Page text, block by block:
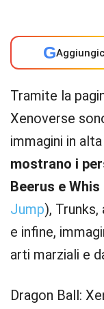
G
Tramite la
Xenoverse
immagini in
mostrano i
Beerus e Whis
Jump),
e infine,
arti marziali e
Dragon Ball: